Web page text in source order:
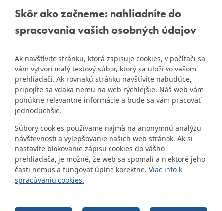
Skôr ako začneme: nahliadnite do
spracovania vašich osobných údajov
Ak navštívite stránku, ktorá zapisuje cookies, v počítači sa
vám vytvorí malý textový súbor, ktorý sa uloží vo vašom
prehliadači. Ak rovnakú stránku navštívite nabudúce,
pripojíte sa vďaka nemu na web rýchlejšie. Náš web vám
ponúkne relevantné informácie a bude sa vám pracovať
jednoduchšie.
Súbory cookies používame najmä na anonymnú analýzu
návštevnosti a vylepšovanie našich web stránok. Ak si
nastavíte blokovanie zápisu cookies do vášho
prehliadača, je možné, že web sa spomalí a niektoré jeho
časti nemusia fungovať úplne korektne. Viac info k
spracúvaniu cookies.
Staršie informácie a dokumenty
starej stránke Dúbravky
Naša mestská časť získala 3.
miesto v súťažiZlatyErb.sk
o
najlepšiu internetovú stránku
samospráv za rok 2020
Žatevná 2, 844 02
IČO: 00603406
DIČ: 2020919120
IČ DPH: Nie sme platca
DPH
Bankové spojenie:
a.s., Mlynské nivy 1, 829 90
Bratislava 25
Číslo účtu v tvare IBAN:
SK31 0200 0000 0000 1012
8032, BIC kód: SUBASKBX